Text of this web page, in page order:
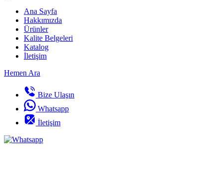
Ana Sayfa
Hakkımızda
Ürünler
Kalite Belgeleri
Katalog
İletişim
Hemen Ara
Bize Ulaşın
Whatsapp
İletişim